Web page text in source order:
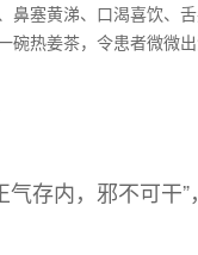
鼻塞黄涕、口渴喜饮、
碗热姜茶，令患者微微
气存内，邪不可干